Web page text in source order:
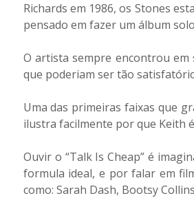
Richards em 1986, os Stones
pensado em fazer um álbum
O artista sempre encontrou
que poderiam ser tão
Uma das primeiras faixas que
ilustra facilmente por que Keith
Ouvir o “Talk Is Cheap” é
formula ideal, e por falar em
como: Sarah Dash, Bootsy